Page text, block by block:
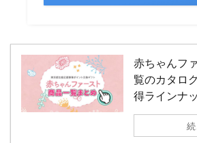
赤ちゃんフ
覧のカタロ
得ラインナ